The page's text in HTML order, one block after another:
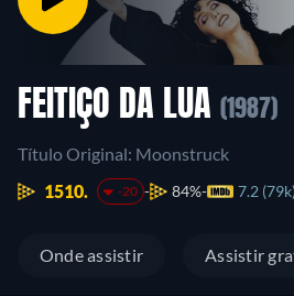
FEITIÇO DA LUA (1987)
Título Original: Moonstruck
1510.
-20 84% 7.2 (79k)
Onde assistir Assistir